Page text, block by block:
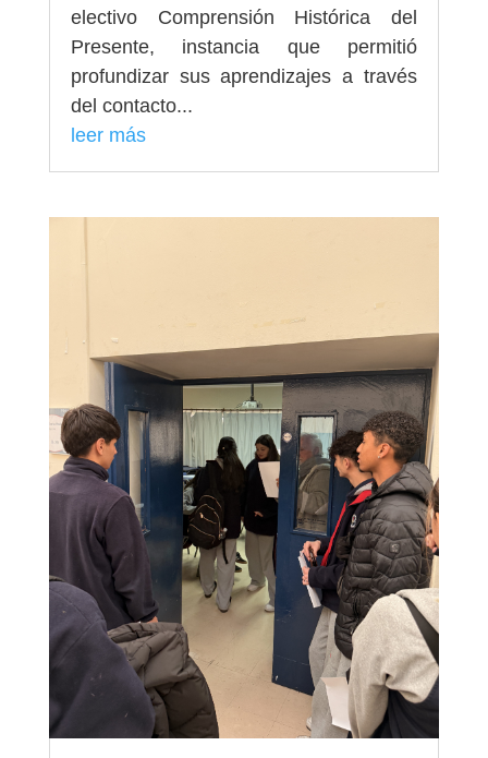
electivo Comprensión Histórica del
Presente, instancia que permitió
profundizar sus aprendizajes a través
del contacto...
leer más